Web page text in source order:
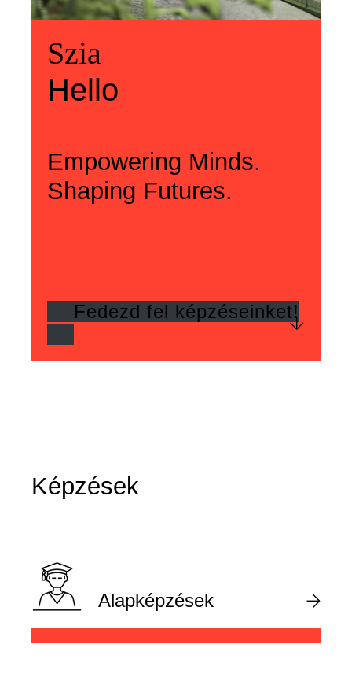
Üdvözlünk
Szia
Szia
Welcome
Hello
Empowering Minds.
Shaping Futures.
Fedezd fel képzéseinket!
Képzések
Alapképzések